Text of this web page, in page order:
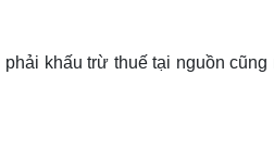
khấu trừ thuế tại nguồn